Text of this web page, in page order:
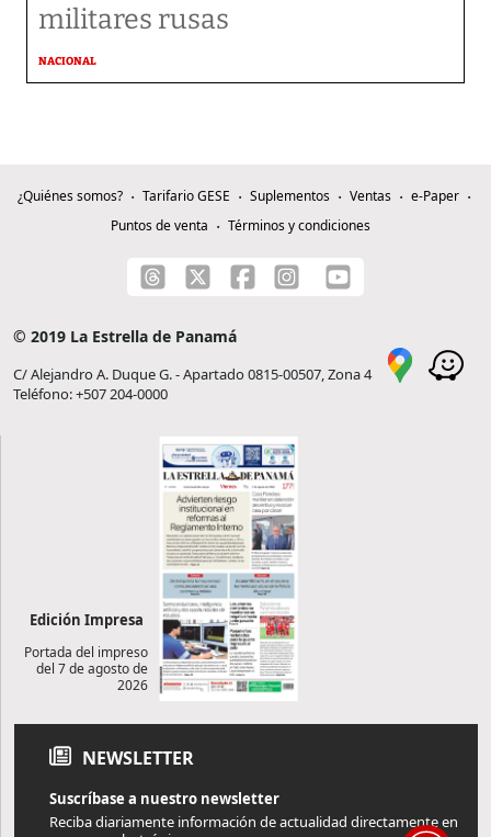
militares rusas
NACIONAL
¿Quiénes somos? Tarifario GESE Suplementos Ventas
e-Paper
Puntos de venta
Términos y condiciones
© 2019 La Estrella de Panamá
C/ Alejandro A. Duque G. - Apartado 0815-00507, Zona 4
Teléfono: +507 204-0000
Edición Impresa
Portada del impreso
del 7 de agosto de
2026
NEWSLETTER
Suscríbase a nuestro newsletter
Reciba diariamente información de actualidad directamente en